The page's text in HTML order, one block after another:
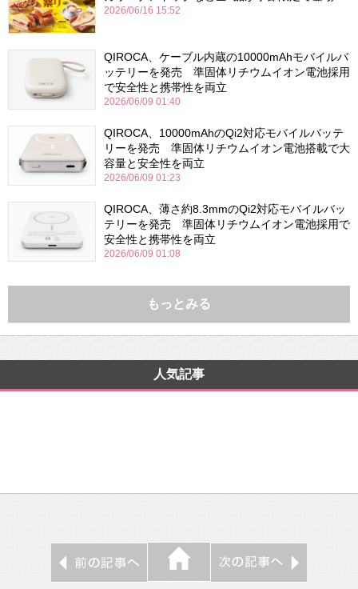
2026/06/16 15:52
QIROCA、ケーブル内蔵の10000mAhモバイルバ
ッテリーを発売 準固体リチウムイオン電池採用
で安全性と携帯性を両立
2026/06/09 01:40
QIROCA、10000mAhのQi2対応モバイルバッテ
リーを発売 準固体リチウムイオン電池搭載で大
容量と安全性を両立
2026/06/09 01:23
QIROCA、薄さ約8.3mmのQi2対応モバイルバッ
テリーを発売 準固体リチウムイオン電池採用で
安全性と携帯性を両立
2026/06/09 01:08
もっとみる
人気記事